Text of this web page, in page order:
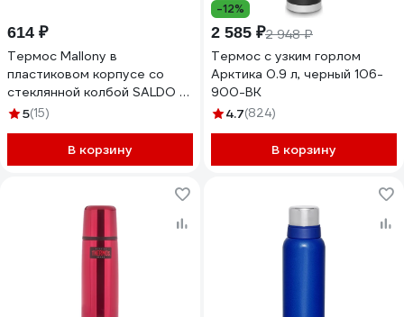
614 ₽
Термос Mallony в
пластиковом корпусе со
стеклянной колбой SALDO 12
л 008235
5(15)
В корзину
-12%
2 585 ₽2 948 ₽
Термос с узким горлом
Арктика 0.9 л, черный 106-
900-BK
4.7(824)
В корзину